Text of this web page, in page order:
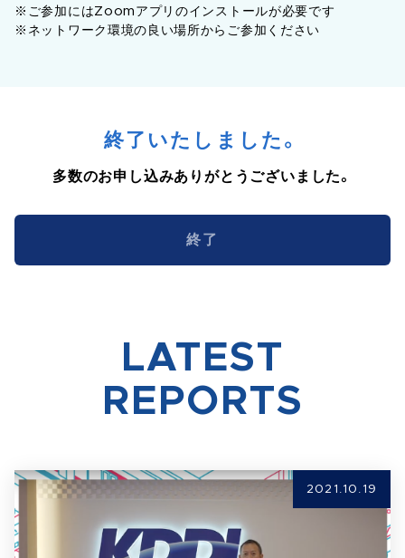
※ご参加にはZoomアプリのインストールが必要です
※ネットワーク環境の良い場所からご参加ください
終了いたしました。
多数のお申し込みありがとうございました。
終了
LATEST
REPORTS
2021.10.19